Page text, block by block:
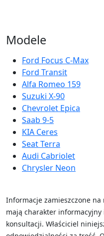
Modele
Ford Focus C-Max
Ford Transit
Alfa Romeo 159
Suzuki X-90
Chevrolet Epica
Saab 9-5
KIA Ceres
Seat Terra
Audi Cabriolet
Chrysler Neon
Informacje zamieszczone
mają charakter
konsultacji. Właściciel